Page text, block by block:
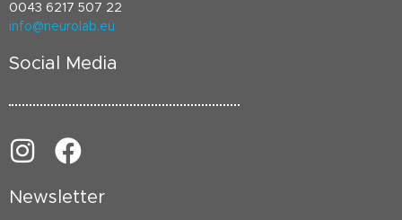
0043 6217 507 22
info@neurolab.eu
Social Media
Newsletter